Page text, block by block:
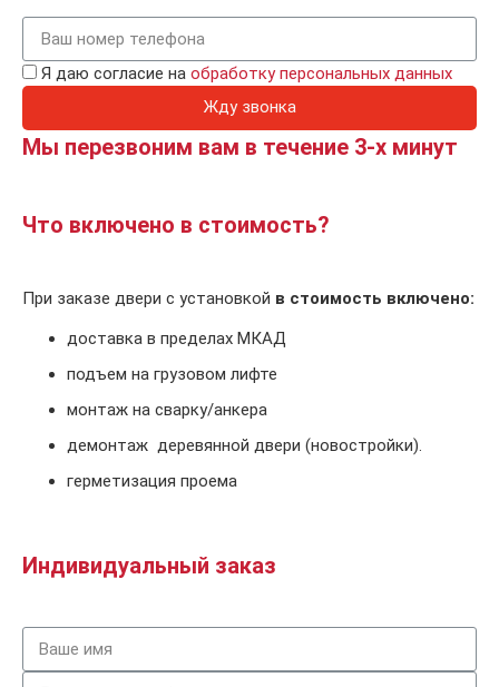
Я даю согласие на обработку персональных данных
Жду звонка
Мы перезвоним вам в течение 3-х минут
Что включено в стоимость?
При заказе двери с установкой в стоимость включено:
доставка в пределах МКАД
подъем на грузовом лифте
монтаж на сварку/анкера
демонтаж деревянной двери (новостройки).
герметизация проема
Индивидуальный заказ